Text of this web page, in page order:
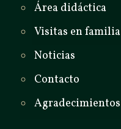
Área didáctica
Visitas en familia
Noticias
Contacto
Agradecimientos